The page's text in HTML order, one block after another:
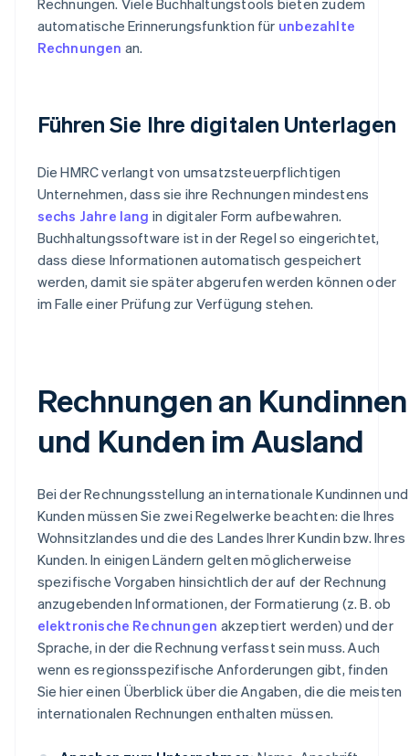
automatische Erinnerungsfunktion für unbezahlte
Rechnungen an.
Führen Sie Ihre digitalen Unterlagen
Die HMRC verlangt von umsatzsteuerpflichtigen
Unternehmen, dass sie ihre Rechnungen mindestens
sechs Jahre lang in digitaler Form aufbewahren.
Buchhaltungssoftware ist in der Regel so eingerichtet,
dass diese Informationen automatisch gespeichert
werden, damit sie später abgerufen werden können oder
im Falle einer Prüfung zur Verfügung stehen.
Rechnungen an Kundinnen
und Kunden im Ausland
Bei der Rechnungsstellung an internationale Kundinnen und
Kunden müssen Sie zwei Regelwerke beachten: die Ihres
Wohnsitzlandes und die des Landes Ihrer Kundin bzw. Ihres
Kunden. In einigen Ländern gelten möglicherweise
spezifische Vorgaben hinsichtlich der auf der Rechnung
anzugebenden Informationen, der Formatierung (z. B. ob
elektronische Rechnungen akzeptiert werden) und der
Sprache, in der die Rechnung verfasst sein muss. Auch
wenn es regionsspezifische Anforderungen gibt, finden
Sie hier einen Überblick über die Angaben, die die meisten
internationalen Rechnungen enthalten müssen.